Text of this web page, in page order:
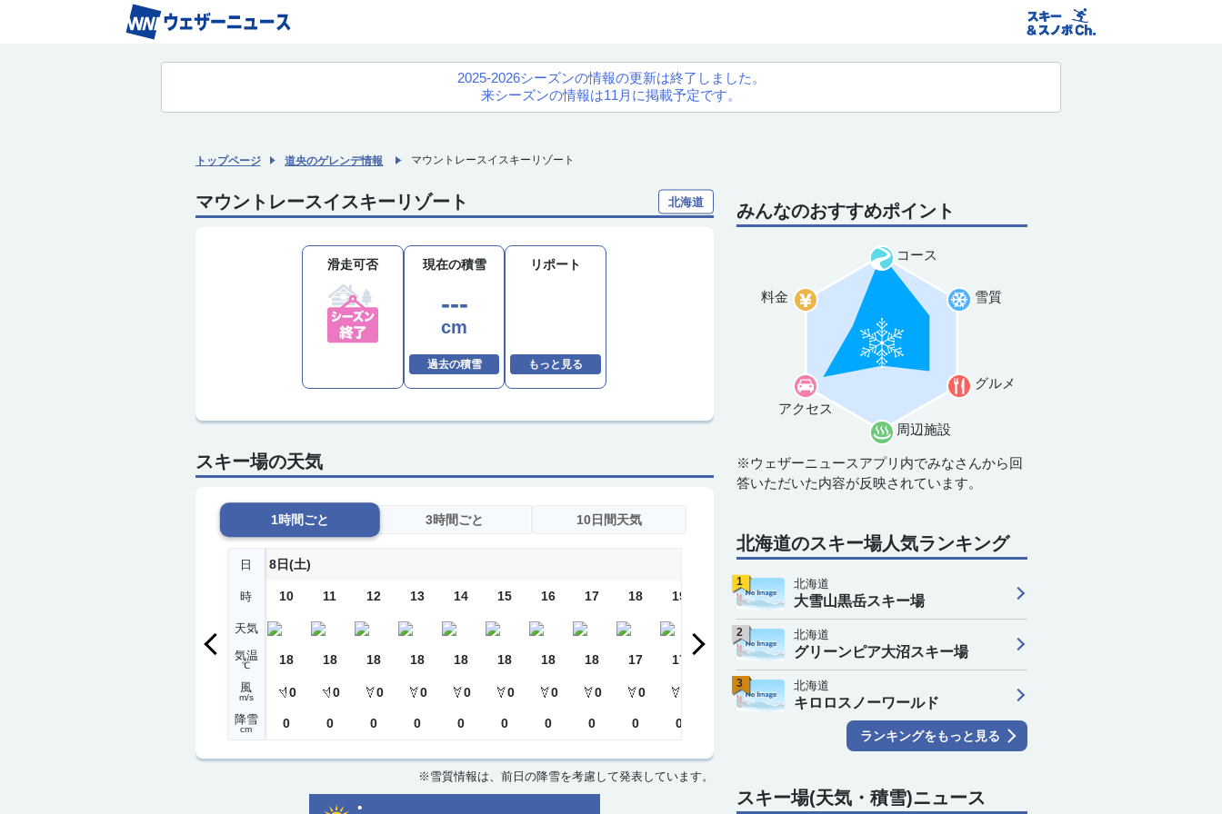
2025-2026シーズンの情報の更新は終了しました。
来シーズンの情報は11月に掲載予定です。
トップページ 道央のゲレンデ情報 マウントレースイスキーリゾート
マウントレースイスキーリゾート 北海道
滑走可否 現在の積雪
---
cm
過去の積雪
リポート
もっと見る
スキー場の天気
1時間ごと 3時間ごと 10日間天気
日
時
天気
気温
℃
風
m/s
降雪
cm
8日(土)
10
18
0
0
11
18
0
0
12
18
0
0
13
18
0
0
14
18
0
0
15
18
0
0
16
18
0
0
17
18
0
0
18
17
0
0
19
17
0
0
21
17
0
22
18
0
23
20
0
9日(日)
0
21
0
23
0 0
3
0
※雪質情報は、前日の降雪を考慮して発表しています。
みんなのおすすめポイント
コース
周辺施設
雪質
アクセス
グルメ
料金
※ウェザーニュースアプリ内でみなさんから回
答いただいた内容が反映されています。
北海道のスキー場人気ランキング
1 北海道
大雪山黒岳スキー場
2 北海道
グリーンピア大沼スキー場
3 北海道
キロロスノーワールド
ランキングをもっと見る
スキー場(天気・積雪)ニュース